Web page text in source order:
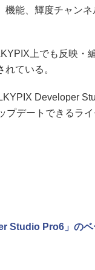
能、輝度チャンネ
上でも反映・
ている。
Developer
プデートできるラ
Studio Pro6」のベ